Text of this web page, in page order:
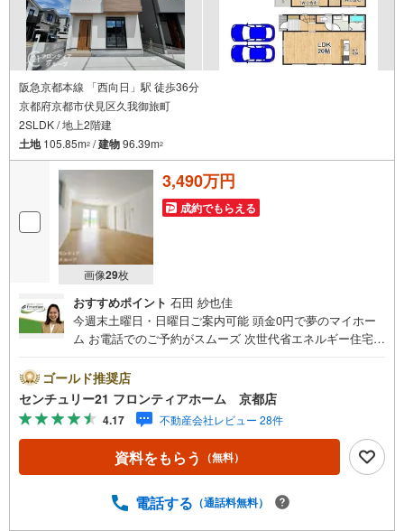
阪急京都本線 「西向日」駅 徒歩36分
京都府京都市伏見区久我御旅町
2SLDK / 地上2階建
土地105.85m2 /建物96.39m2
画像29枚
3,490万円
成約でもらえる
おすすめポイント 石田 紗也佳
今週末土曜日・日曜日ご案内可能 頭金0円で夢のマイホー
ム お電話でのご予約がスムーズ 次世代省エネルギー住宅！
歩36分（2880m）・JR京都線「向日駅」歩45分（3600
m）・神川小学校歩11分（850m）・神川中学校歩22分（18
00m） 特徴・次世代省エネルギー住宅！快適さと光熱費削
減を保証！・リビング18帖以上、駐車2台可 弊社が選ばれ
る理由 1.お金の扱い方のプロ、ファイナンシャルプランナ
ーが資金計画をサポート！2.買い替えなどにも対応できる
め、最も低金利になるように審査が可能！4.物件のお引渡
ゴールド推奨店
センチュリー21 フロンティアホーム 京都店
4.17 不動産会社レビュー 28件
資料をもらう （無料）
電話する （通話料無料）